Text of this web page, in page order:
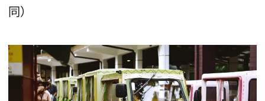
同）